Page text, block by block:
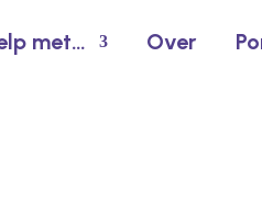
met… Over